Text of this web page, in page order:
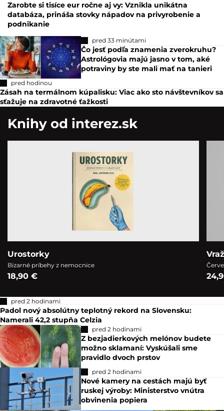
Zarobte si tisíce eur ročne aj vy: Vznikla unikátna
databáza, prináša stovky nápadov na privyrobenie a
podnikanie
pred 33 minútami
Čo jesť podľa znamenia zverokruhu?
Astrológovia majú jasno v tom, aké
potraviny by ste mali mať na tanieri
pred hodinou
Zásah na termálnom kúpalisku: Viac ako sto návštevníkov sa
sťažuje na zdravotné ťažkosti
Knihy od interez.sk
Urostorky
Bizarné príbehy z nemocnice
18,90 €
pred 2 hodinami
Padol nový absolútny teplotný rekord na Slovensku:
Namerali 42,2 stupňa Celzia
pred 2 hodinami
Z bezjadierkových melónov budete
možno sklamaní: Vyskúšali sme
pravidlo dvoch prstov
pred 2 hodinami
Nové kamery na cestách majú byť
ruskej výroby: Ministerstvo vnútra
obvinenia popiera